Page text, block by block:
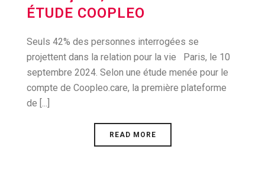
ÉTUDE COOPLEO
Seuls 42% des personnes interrogées se
projettent dans la relation pour la vie Paris, le 10
septembre 2024. Selon une étude menée pour le
compte de Coopleo.care, la première plateforme
de [...]
READ MORE